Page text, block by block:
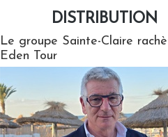
DISTRIBUTION
Le groupe Sainte-Claire
Eden Tour